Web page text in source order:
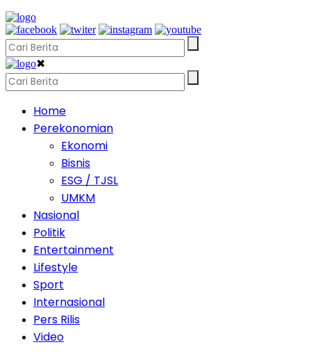
✖
Home
Perekonomian
Ekonomi
Bisnis
ESG / TJSL
UMKM
Nasional
Politik
Entertainment
Lifestyle
Sport
Internasional
Pers Rilis
Video